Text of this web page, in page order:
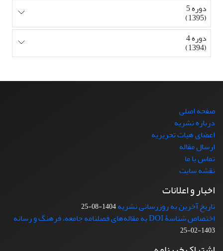
دوره 5
(1395)
دوره 4
(1394)
صفحه اصلی
درباره نشریه
اعضای هیات تحریریه
ارسال مقاله
تماس با ما
نقشه سایت
اخبار و اعلانات
تاریخ آخرین به روزرسانی نشریه1404-08-25
اختصاص شناسۀ DOI به مقاله‌های فصلنامه جامعه، فرهنگ و رسانه
1403-02-25